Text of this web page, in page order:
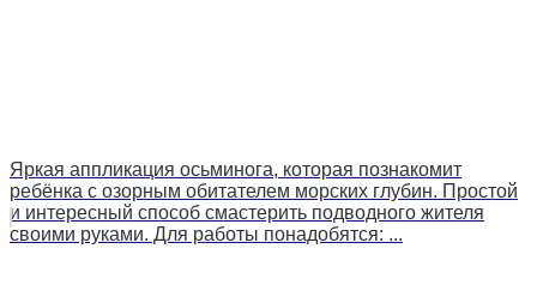
Яркая аппликация осьминога, которая познакомит
ребёнка с озорным обитателем морских глубин. Простой
и интересный способ смастерить подводного жителя
своими руками. Для работы понадобятся: ...